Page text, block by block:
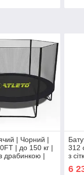
| Чорний |
| до 150 кг |
драбинкою |
312
з
6